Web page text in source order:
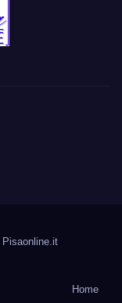
Pisaonline.it
Home